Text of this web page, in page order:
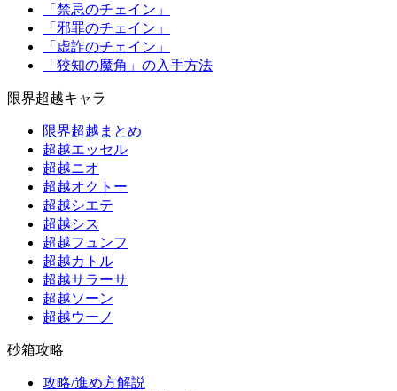
「禁忌のチェイン」
「邪罪のチェイン」
「虚詐のチェイン」
「狡知の魔角」の入手方法
限界超越キャラ
限界超越まとめ
超越エッセル
超越ニオ
超越オクトー
超越シエテ
超越シス
超越フュンフ
超越カトル
超越サラーサ
超越ソーン
超越ウーノ
砂箱攻略
攻略/進め方解説